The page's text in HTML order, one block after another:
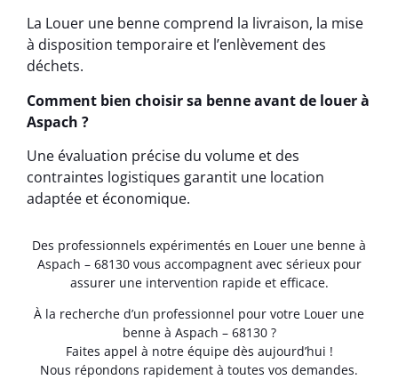
La Louer une benne comprend la livraison, la mise
à disposition temporaire et l’enlèvement des
déchets.
Comment bien choisir sa benne avant de louer à
Aspach ?
Une évaluation précise du volume et des
contraintes logistiques garantit une location
adaptée et économique.
Des professionnels expérimentés en Louer une benne à
Aspach – 68130 vous accompagnent avec sérieux pour
assurer une intervention rapide et efficace.
À la recherche d’un professionnel pour votre Louer une
benne à Aspach – 68130 ?
Faites appel à notre équipe dès aujourd’hui !
Nous répondons rapidement à toutes vos demandes.